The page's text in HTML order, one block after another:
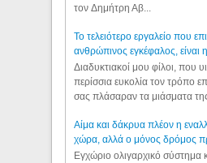
τον Δημήτρη Αβ...
Το τελειότερο εργαλείο που
ανθρώπινος εγκέφαλος, είναι
Διαδυκτιακοί μου φίλοι, που
περίσσια ευκολία τον τρόπο
σας πλάσαραν τα μιάσματα
Αίμα και δάκρυα πλέον η
χώρα, αλλά ο μόνος δρόμος
Εγχώριο ολιγαρχικό σύστημα